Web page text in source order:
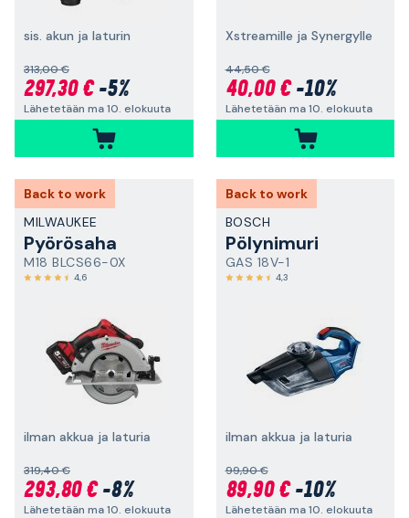
sis. akun ja laturin
313,00 €
297,30 €-5%
Lähetetään ma 10. elokuuta
Xstreamille ja Synergylle
44,50 €
40,00 €-10%
Lähetetään ma 10. elokuuta
Back to work
MILWAUKEE
Pyörösaha
M18 BLCS66-0X
4,6
ilman akkua ja laturia
319,40 €
293,80 €-8%
Lähetetään ma 10. elokuuta
Back to work
BOSCH
Pölynimuri
GAS 18V-1
4,3
ilman akkua ja laturia
99,90 €
89,90 €-10%
Lähetetään ma 10. elokuuta